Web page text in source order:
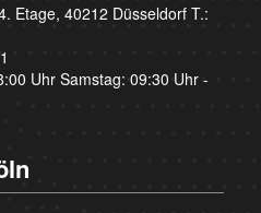
Etage, 40212 Düsseldorf T.:
Uhr Samstag: 09:30 Uhr -